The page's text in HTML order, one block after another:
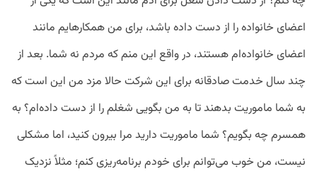
اعضای خانواده را از دست داده باشد، برای من همکارهایم مانند
اعضای خانواده‌ام هستند، در واقع این منم که مردم نه شما. بعد از
چند سال خدمت صادقانه برای این شرکت حالا مزد من این است که
به شما ماموریت بدهند تا به من بگویی شغلم را از دست داده‌ام؟ به
همسرم چه بگویم؟ شما ماموریت دارید مرا بیرون کنید، ‌اما مشکلی
نیست، من خوب می‌توانم برای خودم برنامه‌ریزی کنم؛ مثلاً نزدیک